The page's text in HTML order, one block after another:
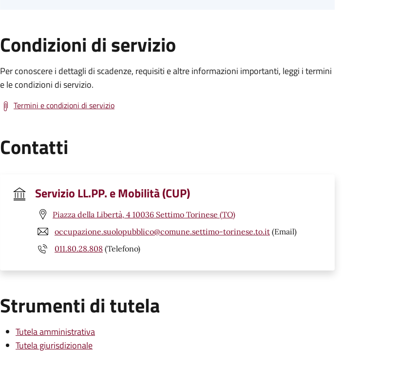
Condizioni di servizio
Per conoscere i dettagli di scadenze, requisiti e altre informazioni importanti, leggi i termini
e le condizioni di servizio.
Termini e condizioni di servizio
Contatti
Servizio LL.PP. e Mobilità (CUP)
Piazza della Libertà, 4 10036 Settimo Torinese (TO)
occupazione.suolopubblico@comune.settimo-torinese.to.it (Email)
011.80.28.808 (Telefono)
Strumenti di tutela
Tutela amministrativa
Tutela giurisdizionale